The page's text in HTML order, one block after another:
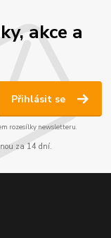
akce a
Přihlásit se
rozesílky newsletteru.
za 14 dní.